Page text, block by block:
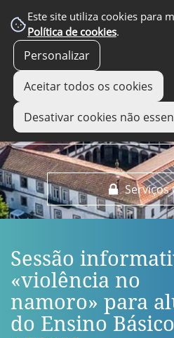
Este site utiliza cookies para
Política de cookies.
Personalizar
Aceitar todos os cookies
Desativar cookies não
Serviços
EM DESTAQUE
Sessão
«violência no
namoro» para
do Ensino